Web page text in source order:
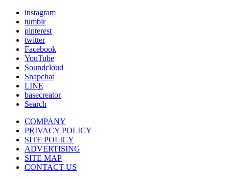
instagram
tumblr
pinterest
twitter
Facebook
YouTube
Soundcloud
Snapchat
LINE
basecreator
Search
COMPANY
PRIVACY POLICY
SITE POLICY
ADVERTISING
SITE MAP
CONTACT US